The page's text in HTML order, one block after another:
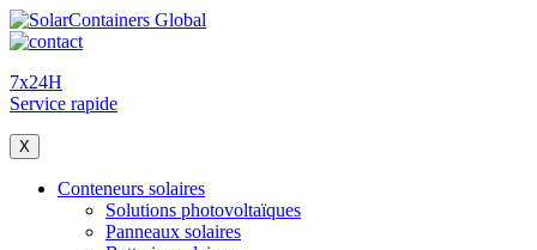
7x24H
Service rapide
X
Conteneurs solaires
Solutions photovoltaïques
Panneaux solaires